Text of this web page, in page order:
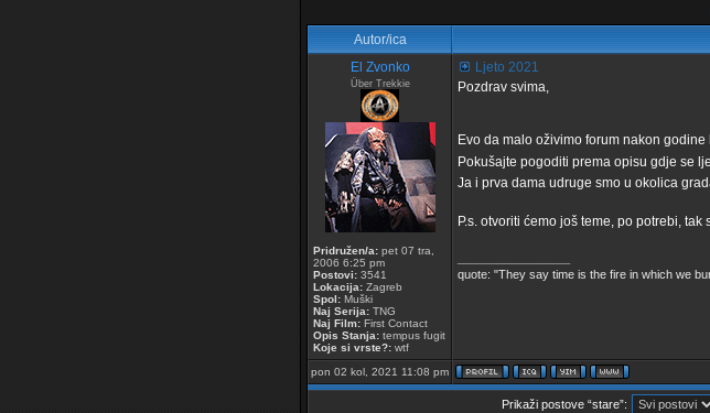
Autor/ica
El Zvonko
Über Trekkie
Pridružen/a: pet 07 tra,
2006 6:25 pm
Postovi: 3541
Lokacija: Zagreb
Spol: Muški
Naj Serija: TNG
Naj Film: First Contact
Opis Stanja: tempus fugit
Koje si vrste?: wtf
Ljeto 2021
Pozdrav svima,
Evo da malo oživimo forum nakon
Pokušajte pogoditi prema opisu gdje se
Ja i prva dama udruge smo u okolica
P.s. otvoriti ćemo još teme, po potrebi,
quote: "They say time is the fire in which we
pon 02 kol, 2021 11:08 pm
Prikaži postove “stare”: